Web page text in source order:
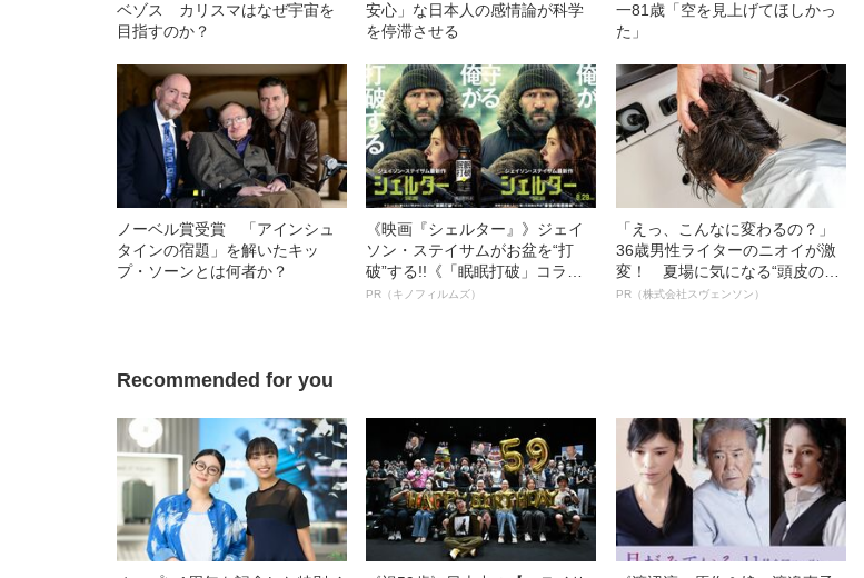
ベゾス カリスマはなぜ宇宙を
目指すのか？
安心」な日本人の感情論が科学
を停滞させる
一81歳「空を見上げてほしかっ
た」
ノーベル賞受賞 「アインシュ
タインの宿題」を解いたキッ
プ・ソーンとは何者か？
《映画『シェルター』》ジェイ
ソン・ステイサムがお盆を“打
破”する!!《「眠眠打破」コラ
ボ》
PR（キノフィルムズ）
「えっ、こんなに変わるの？」
36歳男性ライターのニオイが激
変！ 夏場に気になる“頭皮のニ
オイ”や“ベタつき”を解消す
PR（株式会社スヴェンソン）
Recommended for you